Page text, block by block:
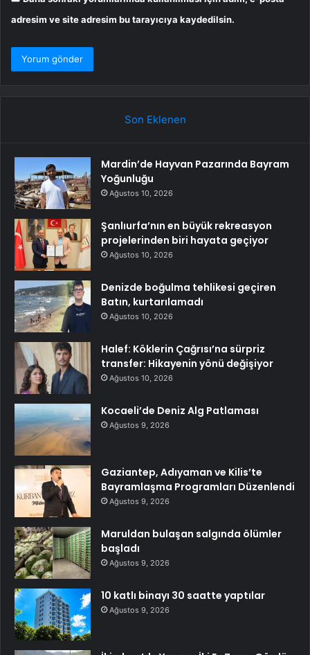
adresim ve site adresim bu tarayıcıya kaydedilsin.
Son Eklenen
Mardin’de Hayvan Pazarında Bayram
Yoğunluğu
Ağustos 10, 2026
Şanlıurfa’nın en büyük rekreasyon
projelerinden biri hayata geçiyor
Ağustos 10, 2026
Denizde boğulma tehlikesi geçiren
Batın, kurtarılamadı
Ağustos 10, 2026
Halef: Köklerin Çağrısı’na sürpriz
transfer: Hikayenin yönü değişiyor
Ağustos 10, 2026
Kocaeli’de Deniz Alg Patlaması
Ağustos 9, 2026
Gaziantep, Adıyaman ve Kilis’te
Bayramlaşma Programları Düzenlendi
Ağustos 9, 2026
Maruldan bulaşan salgında ölümler
başladı
Ağustos 9, 2026
10 katlı binayı 30 saatte yaptılar
Ağustos 9, 2026